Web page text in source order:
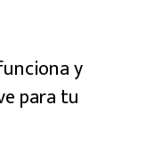
y
para tu